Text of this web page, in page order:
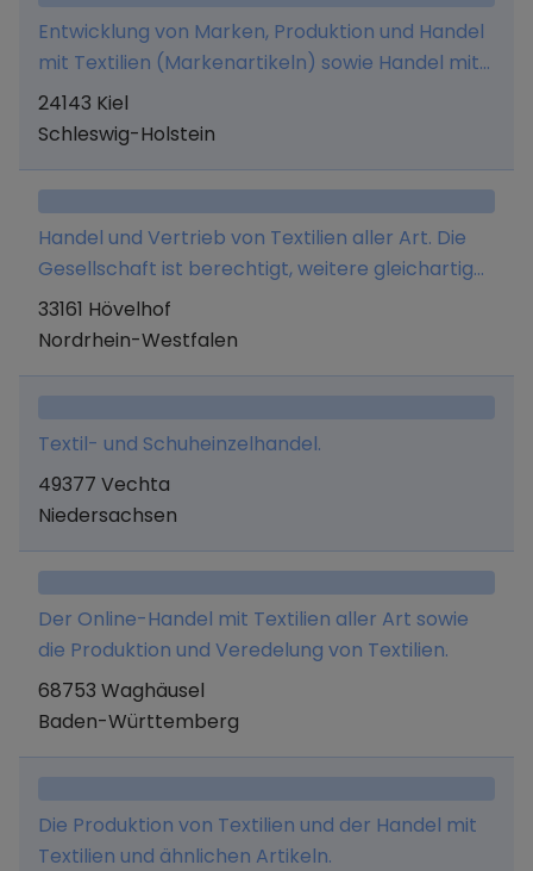
Entwicklung von Marken, Produktion und Handel
mit Textilien (Markenartikeln) sowie Handel mit
erlaubnisfreien Waren aller Art (Groß- und
Einzelhandel sowie Im- und Export) und alle
24143 Kiel
Schleswig-Holstein
Handel und Vertrieb von Textilien aller Art. Die
Gesellschaft ist berechtigt, weitere gleichartige
oder ähnliche Unternehmen zu errichten oder
bestehende Unternehmen zu erwerben oder
33161 Hövelhof
Nordrhein-Westfalen
Textil- und Schuheinzelhandel.
49377 Vechta
Niedersachsen
Der Online-Handel mit Textilien aller Art sowie
die Produktion und Veredelung von Textilien.
68753 Waghäusel
Baden-Württemberg
Die Produktion von Textilien und der Handel mit
Textilien und ähnlichen Artikeln.